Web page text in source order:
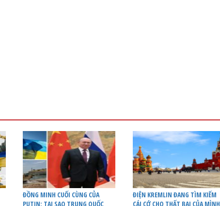
ĐỒNG MINH CUỐI CÙNG CỦA
PUTIN: TẠI SAO TRUNG QUỐC
ĐIỆN KREMLIN ĐANG TÌM KIẾM
CÁI CỚ CHO THẤT BẠI CỦA MÌNH